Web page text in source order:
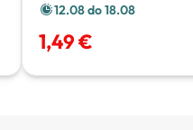
12.08 do 18.08
1,49 €